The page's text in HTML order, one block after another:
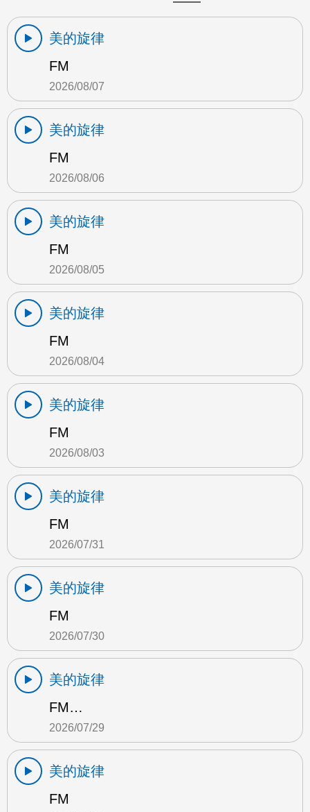
美的旋律
FM
2026/08/07
美的旋律
FM
2026/08/06
美的旋律
FM
2026/08/05
美的旋律
FM
2026/08/04
美的旋律
FM
2026/08/03
美的旋律
FM
2026/07/31
美的旋律
FM
2026/07/30
美的旋律
FM…
2026/07/29
美的旋律
FM